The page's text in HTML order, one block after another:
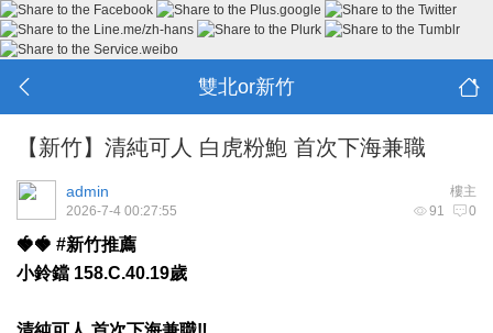
雙北or新竹
【新竹】清純可人 白虎粉鮑 首次下海兼職
樓主
admin
91 0
2026-7-4 00:27:55
🍓🍓 #新竹推薦
小鈴鐺 158.C.40.19歲